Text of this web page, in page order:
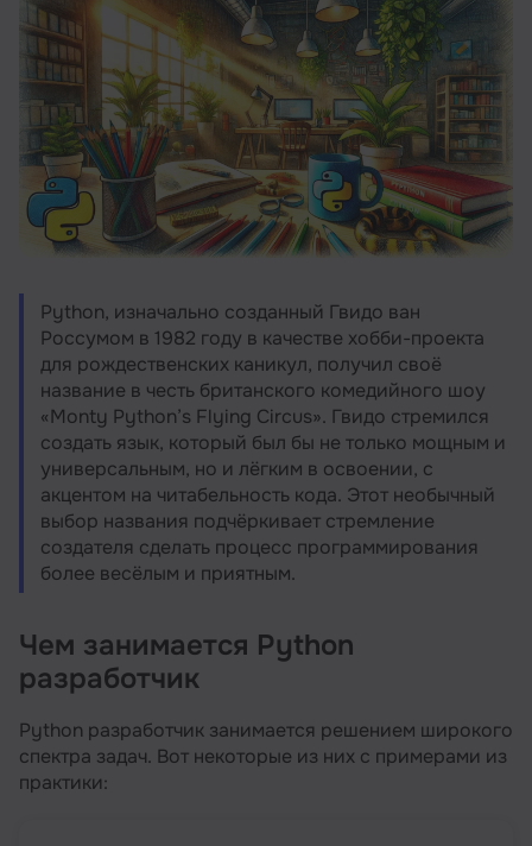
Резюме
Python, изначально созданный Гвидо ван
Россумом в 1982 году в качестве хобби-проекта
для рождественских каникул, получил своё
название в честь британского комедийного шоу
«Monty Python’s Flying Circus». Гвидо стремился
создать язык, который был бы не только мощным и
универсальным, но и лёгким в освоении, с
акцентом на читабельность кода. Этот необычный
выбор названия подчёркивает стремление
создателя сделать процесс программирования
более весёлым и приятным.
Чем занимается Python
разработчик
Python разработчик занимается решением широкого
спектра задач. Вот некоторые из них с примерами из
практики: